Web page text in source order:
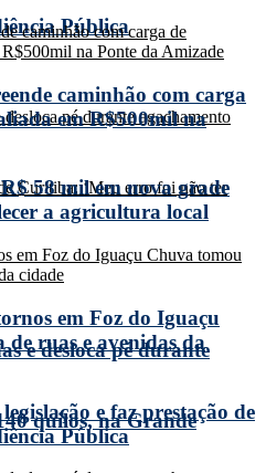
Pública
e desloca pé durante
quilos, na Grande
caminhão com carga
em R$500mil na
58 mil em nova grade
a agricultura local
em Foz do Iguaçu
ruas e avenidas da
e faz prestação de
Pública